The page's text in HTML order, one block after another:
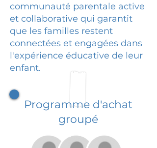
communauté parentale active
et collaborative qui garantit
que les familles restent
connectées et engagées dans
l'expérience éducative de leur
enfant.
Programme d'achat
groupé